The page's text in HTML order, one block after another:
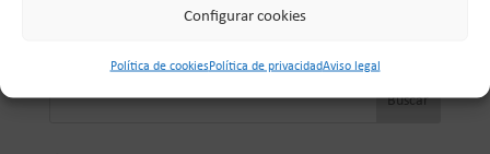
Configurar cookies
Política de cookiesPolítica de privacidadAviso legal